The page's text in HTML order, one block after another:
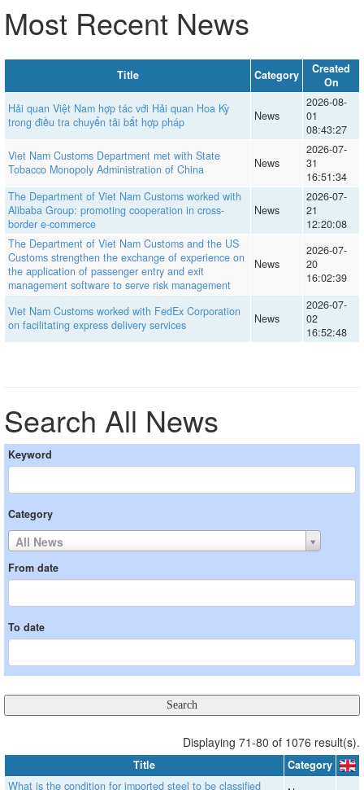
Most Recent News
Title Category
Created
On
Hải quan Việt Nam hợp tác với Hải quan Hoa Kỳ
trong điều tra chuyển tải bất hợp pháp
News
2026-08-
01
08:43:27
Viet Nam Customs Department met with State
Tobacco Monopoly Administration of China
News
2026-07-
31
16:51:34
The Department of Viet Nam Customs worked with
Alibaba Group: promoting cooperation in cross-
border e-commerce
News
2026-07-
21
12:20:08
The Department of Viet Nam Customs and the US
Customs strengthen the exchange of experience on
the application of passenger entry and exit
management software to serve risk management
News
2026-07-
20
16:02:39
Viet Nam Customs worked with FedEx Corporation
on facilitating express delivery services
News
2026-07-
02
16:52:48
Search All News
Keyword
Category
All News
From date
To date
Displaying 71-80 of 1076 result(s).
Title
Category
What is the condition for imported steel to be classified